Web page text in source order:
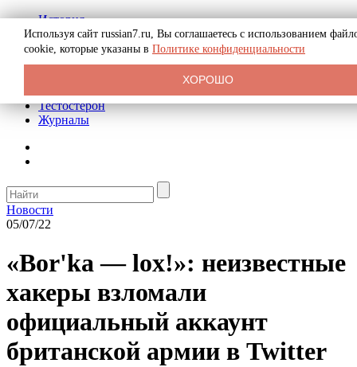
История
Биография
Криминал
Реклама на сайте
Тестостерон
Журналы
Новости
05/07/22
«Bor'ka — lox!»: неизвестные
хакеры взломали
официальный аккаунт
британской армии в Twitter
Используя сайт russian7.ru, Вы соглашаетесь с использованием
cookie, которые указаны в Политике конфиденциальности
ХОРОШО